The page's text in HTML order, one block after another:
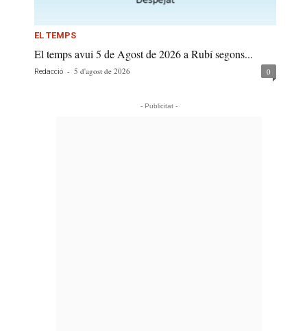
EL TEMPS
El temps avui 5 de Agost de 2026 a Rubí segons...
Redacció - 5 d'agost de 2026 0
- Publicitat -